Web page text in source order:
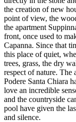
the creation of new
point of view, the
the apartment
front, once used to
Capanna. Since that
this place of quiet,
trees, grass, the dry
respect of nature. The
Podere Santa Chiara
love an incredible
and the countryside
pool have given the
and silence.